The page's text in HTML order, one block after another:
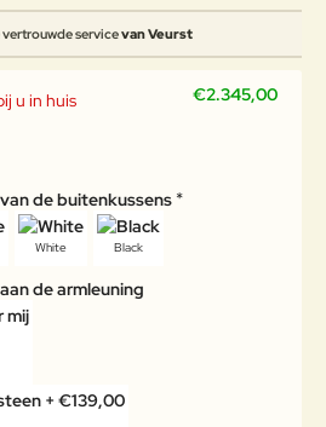
vertrouwde servicevan Veurst
€2.345,00
u in huis
de buitenkussens
White Black
de armleuning